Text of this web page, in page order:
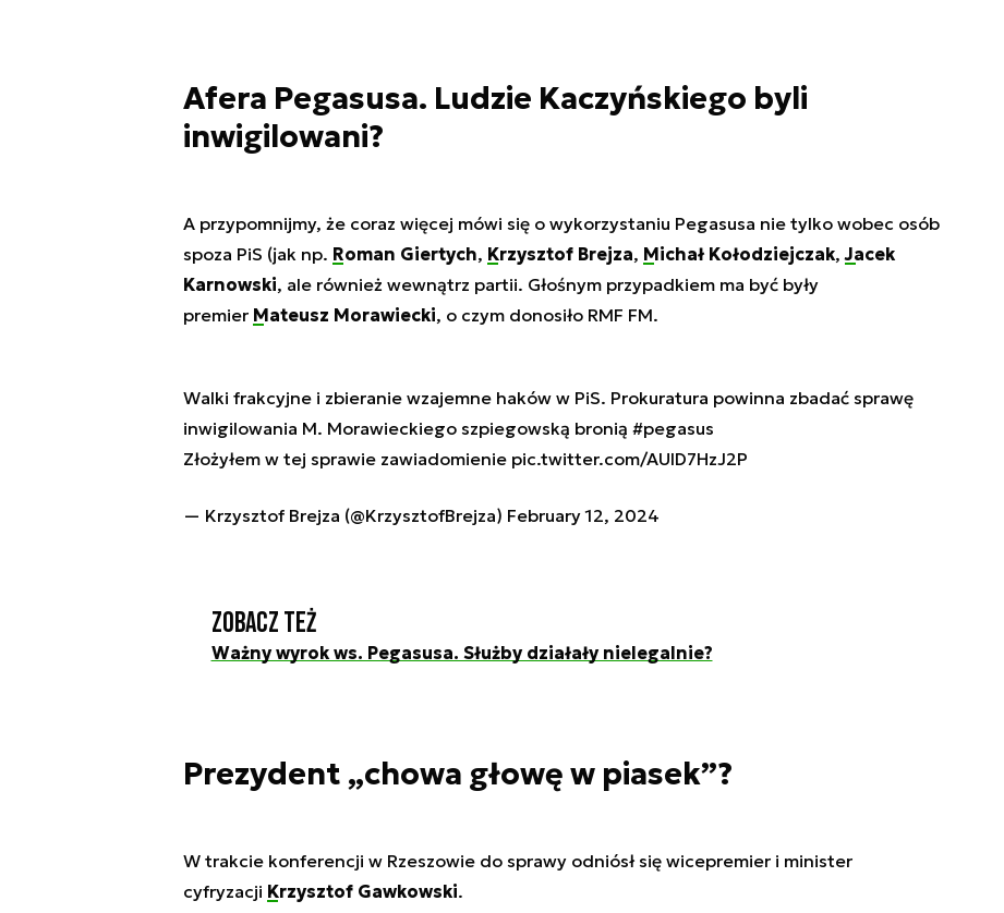
Afera Pegasusa. Ludzie Kaczyńskiego byli
inwigilowani?
A przypomnijmy, że coraz więcej mówi się o wykorzystaniu Pegasusa nie tylko wobec osób
spoza PiS (jak np. Roman Giertych, Krzysztof Brejza, Michał Kołodziejczak,Jacek
Karnowski, ale również wewnątrz partii. Głośnym przypadkiem ma być były
premier Mateusz Morawiecki, o czym donosiło RMF FM.
Walki frakcyjne i zbieranie wzajemne haków w PiS. Prokuratura powinna zbadać sprawę
inwigilowania M. Morawieckiego szpiegowską bronią #pegasus
Złożyłem w tej sprawie zawiadomienie pic.twitter.com/AUID7HzJ2P
— Krzysztof Brejza (@KrzysztofBrejza) February 12, 2024
Zobacz też
Ważny wyrok ws. Pegasusa. Służby działały nielegalnie?
Prezydent „chowa głowę w piasek”?
W trakcie konferencji w Rzeszowie do sprawy odniósł się wicepremier i minister
cyfryzacji Krzysztof Gawkowski.